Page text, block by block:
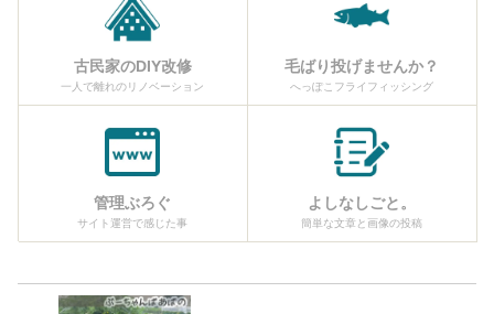
古民家のDIY改修
一人で離れのリノベーション
毛ばり投げませんか？
へっぽこフライフィッシング
管理ぶろぐ
サイト運営で感じた事
よしなしごと。
簡単な文章と画像の投稿